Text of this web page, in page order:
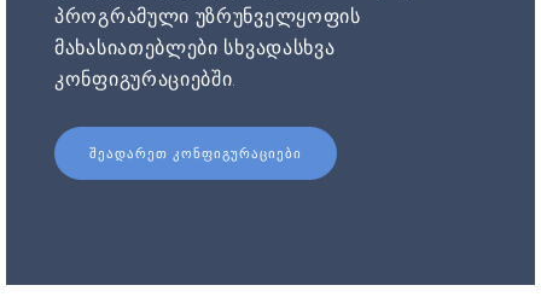
პროგრამული უზრუნველყოფის
მახასიათებლები სხვადასხვა
კონფიგურაციებში.
ᲨᲔᲐᲓᲐᲠᲔᲗ ᲙᲝᲜᲤᲘᲒᲣᲠᲐᲪᲘᲔᲑᲘ